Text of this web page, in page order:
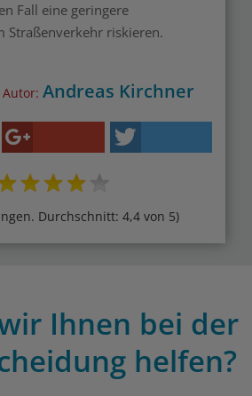
Fall eine geringere
Straßenverkehr riskieren.
Autor: Andreas Kirchner
Durchschnitt: 4,4 von 5)
Ihnen bei der
helfen?